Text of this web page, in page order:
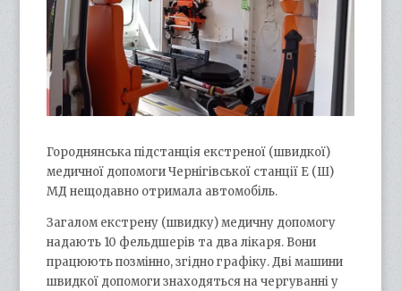
Городнянська підстанція екстреної (швидкої)
медичної допомоги Чернігівської станції Е (Ш)
МД нещодавно отримала автомобіль.
Загалом екстрену (швидку) медичну допомогу
надають 10 фельдшерів та два лікаря. Вони
працюють позмінно, згідно графіку. Дві машини
швидкої допомоги знаходяться на чергуванні у